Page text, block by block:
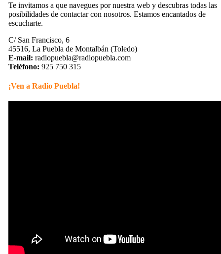
Te invitamos a que navegues por nuestra web y descubras todas las
posibilidades de contactar con nosotros. Estamos encantados de
escucharte.
C/ San Francisco, 6
45516, La Puebla de Montalbán (Toledo)
E-mail: radiopuebla@radiopuebla.com
Teléfono: 925 750 315
¡Ven a Radio Puebla!